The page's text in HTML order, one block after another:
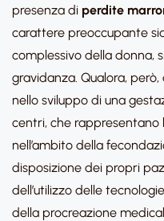
presenza di perdite
carattere preoccupante
complessivo della donna,
gravidanza. Qualora,
nello sviluppo di una
centri, che rappresentano
nell’ambito della
disposizione dei propri
dell’utilizzo delle
della procreazione